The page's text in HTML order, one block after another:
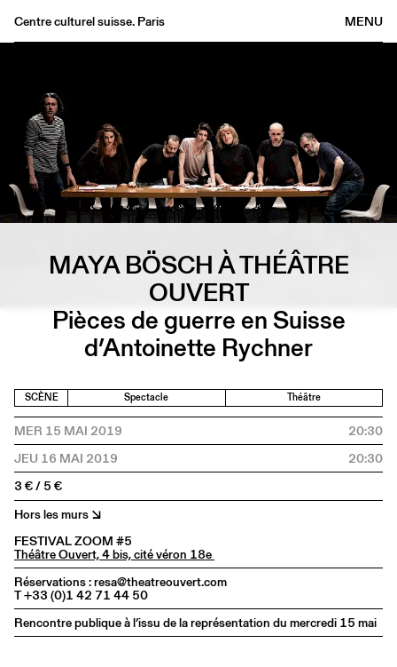
MENU
Centre culturel suisse. Paris
Buvette
Archives
Médiathèque
Éditions
Informations
ENMAYA BÖSCH À THÉÂTRE
OUVERT
Pièces de guerre en Suisse
d’Antoinette Rychner
SCÈNE Spectacle Théâtre
MER 15 MAI 2019
20:30
JEU 16 MAI 2019
20:30
3 € / 5 €
Hors les murs ↘
FESTIVAL ZOOM #5
Théâtre Ouvert, 4 bis, cité véron 18e
Réservations : resa@theatreouvert.com
T +33 (0)1 42 71 44 50
Rencontre publique à l’issu de la représentation du mercredi 15 mai